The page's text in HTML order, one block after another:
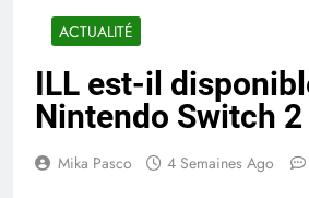
ACTUALITÉ
ILL est-il
Nintendo Switch 2
Mika Pasco 4 Semaines Ago